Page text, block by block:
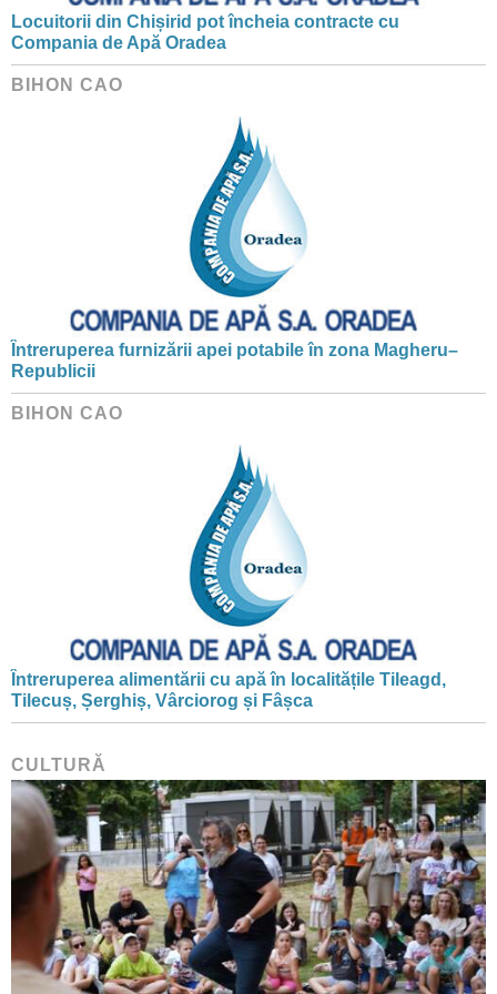
Locuitorii din Chișirid pot încheia contracte cu
Compania de Apă Oradea
BIHON CAO
Întreruperea furnizării apei potabile în zona Magheru–
Republicii
BIHON CAO
Întreruperea alimentării cu apă în localitățile Tileagd,
Tilecuș, Șerghiș, Vârciorog și Fâșca
CULTURĂ